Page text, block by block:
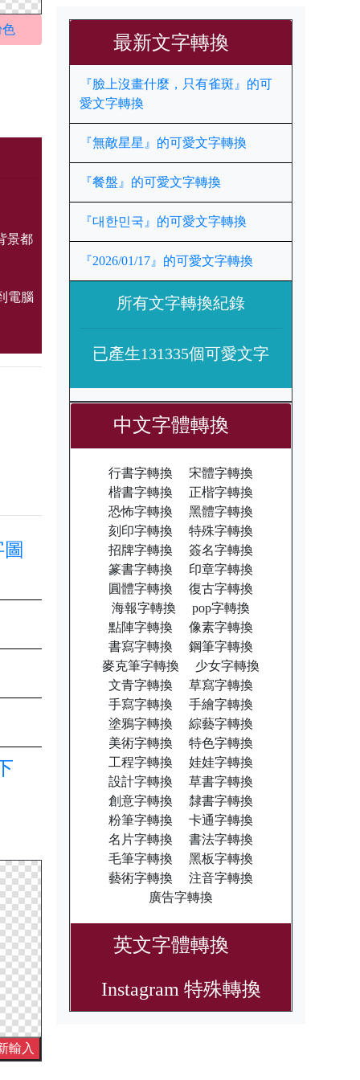
色
景都
電腦
輸入
最新文字轉換
『臉上沒畫什麼，只有雀斑』的可
愛文字轉換
『無敵星星』的可愛文字轉換
『餐盤』的可愛文字轉換
『대한민국』的可愛文字轉換
『2026/01/17』的可愛文字轉換
所有文字轉換紀錄
已產生131335個可愛文字
中文字體轉換
行書字轉換
宋體字轉換
楷書字轉換
正楷字轉換
恐怖字轉換
黑體字轉換
刻印字轉換
特殊字轉換
招牌字轉換
簽名字轉換
篆書字轉換
印章字轉換
圓體字轉換
復古字轉換
海報字轉換
pop字轉換
點陣字轉換
像素字轉換
書寫字轉換
鋼筆字轉換
麥克筆字轉換
少女字轉換
文青字轉換
草寫字轉換
手寫字轉換
手繪字轉換
塗鴉字轉換
綜藝字轉換
美術字轉換
特色字轉換
工程字轉換
娃娃字轉換
設計字轉換
草書字轉換
創意字轉換
隸書字轉換
粉筆字轉換
卡通字轉換
名片字轉換
書法字轉換
毛筆字轉換
黑板字轉換
藝術字轉換
注音字轉換
廣告字轉換
英文字體轉換
Instagram 特殊轉換